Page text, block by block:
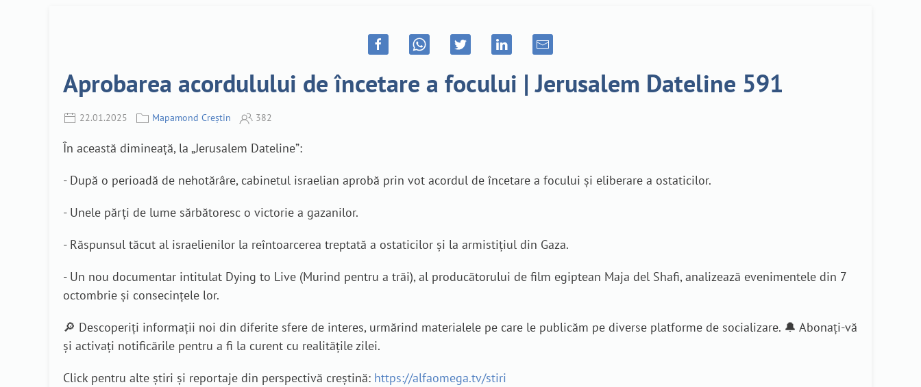
Aprobarea acordulului de încetare a focului | Jerusalem Dateline 591
22.01.2025 Mapamond Creștin 382
În această dimineață, la „Jerusalem Dateline”:
- După o perioadă de nehotărâre, cabinetul israelian aprobă prin vot acordul de încetare a focului și eliberare a ostaticilor.
- Unele părți de lume sărbătoresc o victorie a gazanilor.
- Răspunsul tăcut al israelienilor la reîntoarcerea treptată a ostaticilor și la armistițiul din Gaza.
- Un nou documentar intitulat Dying to Live (Murind pentru a trăi), al producătorului de film egiptean Maja del Shafi, analizează evenimentele din 7
octombrie și consecințele lor.
🔎 Descoperiți informații noi din diferite sfere de interes, urmărind materialele pe care le publicăm pe diverse platforme de socializare. 🔔 Abonați-vă
și activați notificările pentru a fi la curent cu realitățile zilei.
Click pentru alte știri și reportaje din perspectivă creștină: https://alfaomega.tv/stiri